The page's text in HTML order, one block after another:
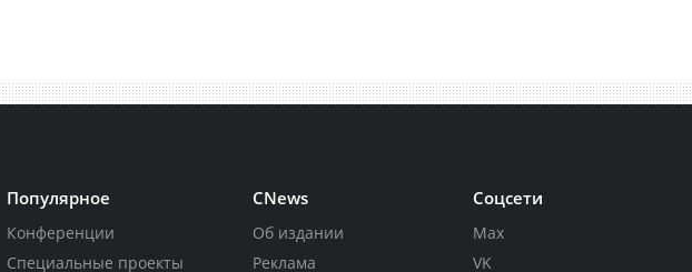
Популярное
Конференции
Специальные проекты
CNews
Об издании
Реклама
Соцсети
Max
VK